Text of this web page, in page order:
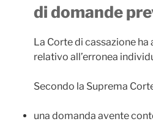
di domande
La Corte di cassazione
relativo all’erronea
Secondo la Suprema
una domanda avente